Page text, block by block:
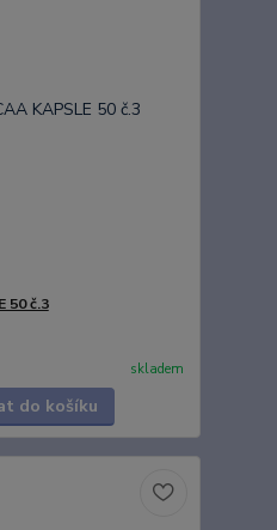
50 č.3
skladem
do košíku